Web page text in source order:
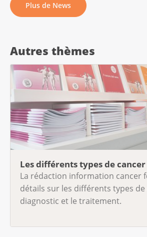
Plus de News
Autres thèmes
Les différents types de cancer
La rédaction information cancer
détails sur les différents types de
diagnostic et le traitement.